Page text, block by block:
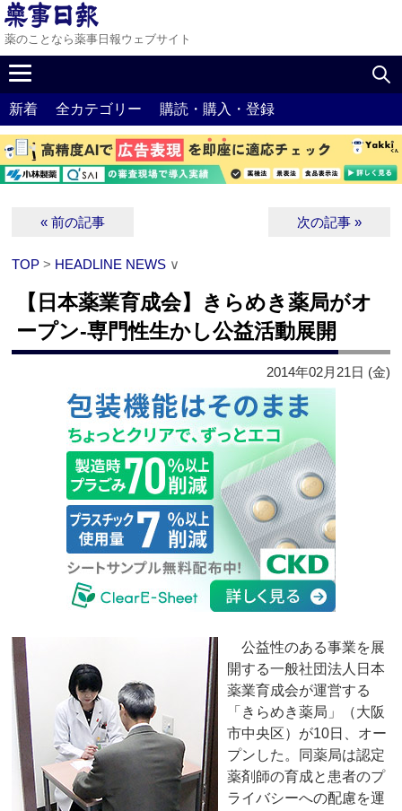
薬のことなら薬事日報ウェブサイト
新着 全カテゴリー 購読・購入・登録
« 前の記事 次の記事 »
TOP > HEADLINE NEWS ∨
【日本薬業育成会】きらめき薬局がオ
ープン‐専門性生かし公益活動展開
2014年02月21日 (金)
公益性のある事業を展
開する一般社団法人日本
薬業育成会が運営する
「きらめき薬局」（大阪
市中央区）が10日、オー
プンした。同薬局は認定
薬剤師の育成と患者のプ
ライバシーへの配慮を運